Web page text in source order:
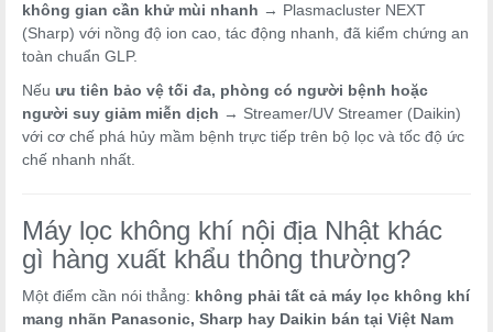
không gian cần khử mùi nhanh → Plasmacluster NEXT
(Sharp) với nồng độ ion cao, tác động nhanh, đã kiểm chứng an
toàn chuẩn GLP.
Nếu ưu tiên bảo vệ tối đa, phòng có người bệnh hoặc
người suy giảm miễn dịch → Streamer/UV Streamer (Daikin)
với cơ chế phá hủy mầm bệnh trực tiếp trên bộ lọc và tốc độ ức
chế nhanh nhất.
Máy lọc không khí nội địa Nhật khác
gì hàng xuất khẩu thông thường?
Một điểm cần nói thẳng: không phải tất cả máy lọc không khí
mang nhãn Panasonic, Sharp hay Daikin bán tại Việt Nam